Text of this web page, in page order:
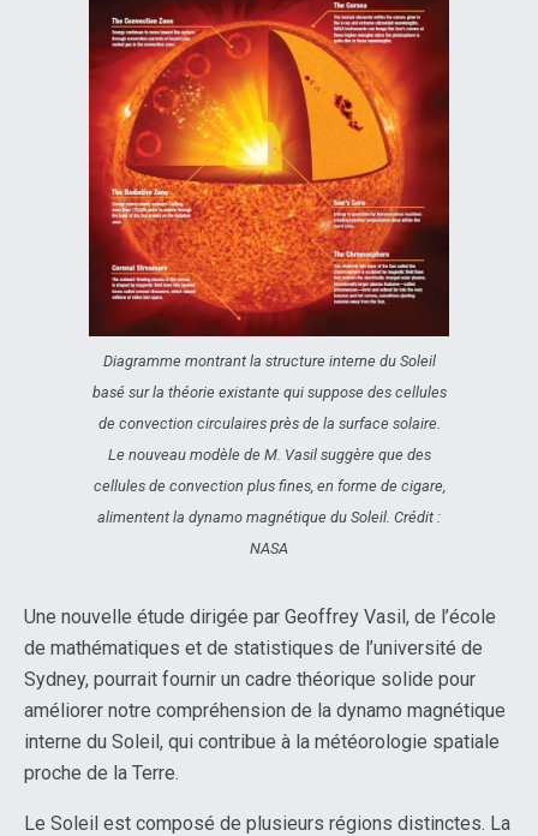
Diagramme montrant la structure interne du Soleil
basé sur la théorie existante qui suppose des cellules
de convection circulaires près de la surface solaire.
Le nouveau modèle de M. Vasil suggère que des
cellules de convection plus fines, en forme de cigare,
alimentent la dynamo magnétique du Soleil. Crédit :
NASA
Une nouvelle étude dirigée par Geoffrey Vasil, de l’école
de mathématiques et de statistiques de l’université de
Sydney, pourrait fournir un cadre théorique solide pour
améliorer notre compréhension de la dynamo magnétique
interne du Soleil, qui contribue à la météorologie spatiale
proche de la Terre.
Le Soleil est composé de plusieurs régions distinctes. La